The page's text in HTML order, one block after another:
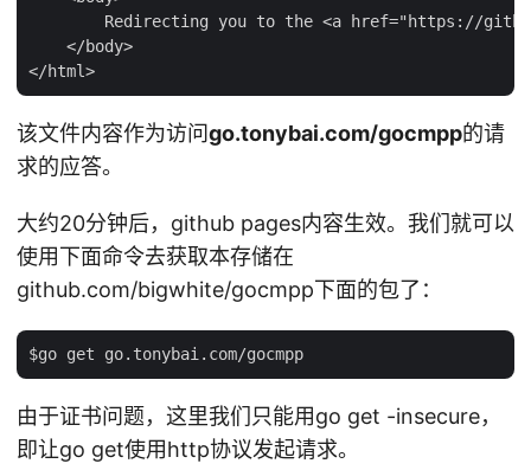
Redirecting you to the <a href="https://
    </body>
该文件内容作为访问go.tonybai.com/gocmpp的请
求的应答。
大约20分钟后，github pages内容生效。我们就可以
使用下面命令去获取本存储在
github.com/bigwhite/gocmpp下面的包了：
由于证书问题，这里我们只能用go get -insecure，
即让go get使用http协议发起请求。